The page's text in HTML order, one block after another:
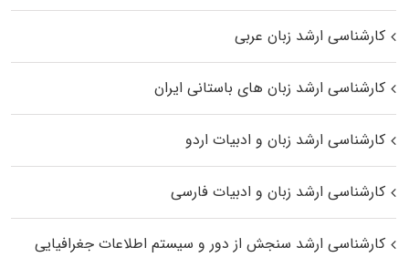
کارشناسی ارشد زبان عربی
کارشناسی ارشد زبان‌ های باستانی ایران
کارشناسی ارشد زبان و ادبیات اردو
کارشناسی ارشد زبان و ادبیات فارسی
کارشناسی ارشد سنجش از دور و سیستم اطلاعات جغرافیایی